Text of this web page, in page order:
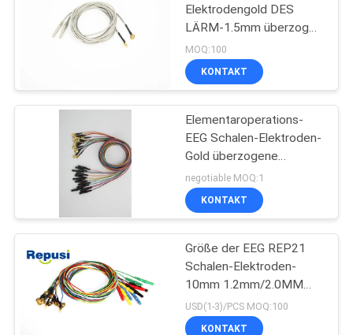
FABRIK-
AUSFLUG
QUALITÄTSKONTROLLE
TRETEN
SIE
UNS
Elektrodengold DES
LÄRM-1.5mm überzog
Schalen-Gehirnelektrode
der Diskette 10mm
MOQ:100
KONTAKT
Elementaroperations-
EEG Schalen-Elektroden-
Gold überzogene
Diskette LÄRM 10mm
Schalen-Gehirn-Elektrode
negotiable MOQ:1
KONTAKT
Größe der EEG REP21
Schalen-Elektroden-
10mm 1.2mm/2.0MM
Drahtdurchmesser
USD(1-3)/PCS MOQ:100
KONTAKT